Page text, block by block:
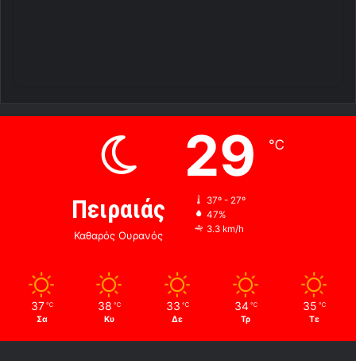
Πειραιάς
Καθαρός Ουρανός
29 ℃
37º - 27º
47%
3.3 km/h
37 ℃
Σα
38 ℃
Κυ
33 ℃
Δε
34 ℃
Τρ
35 ℃
Τε